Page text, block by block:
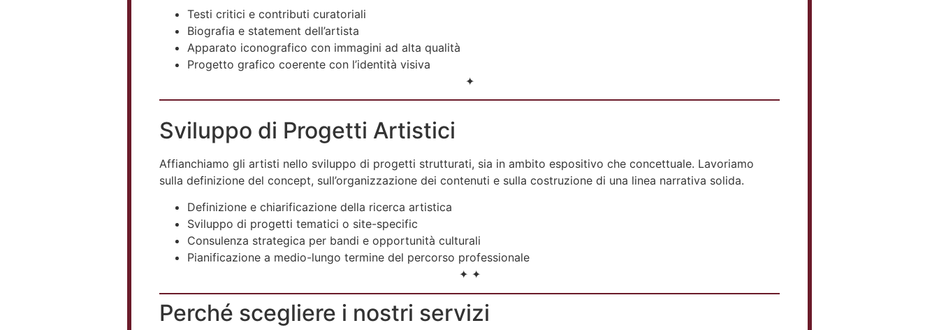
Testi critici e contributi curatoriali
Biografia e statement dell’artista
Apparato iconografico con immagini ad alta qualità
Progetto grafico coerente con l’identità visiva
✦
Sviluppo di Progetti Artistici
Affianchiamo gli artisti nello sviluppo di progetti strutturati, sia in ambito espositivo che concettuale. Lavoriamo
sulla definizione del concept, sull’organizzazione dei contenuti e sulla costruzione di una linea narrativa solida.
Definizione e chiarificazione della ricerca artistica
Sviluppo di progetti tematici o site-specific
Consulenza strategica per bandi e opportunità culturali
Pianificazione a medio-lungo termine del percorso professionale
✦ ✦
Perché scegliere i nostri servizi